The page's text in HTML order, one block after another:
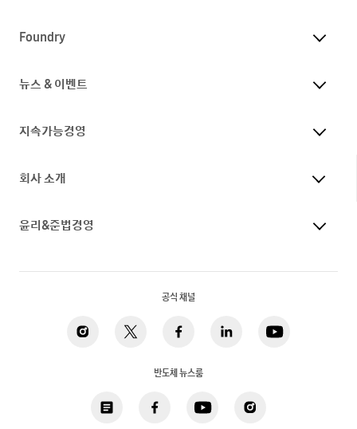
Foundry
뉴스 & 이벤트
지속가능경영
회사 소개
윤리&준법경영
공식 채널
반도체 뉴스룸